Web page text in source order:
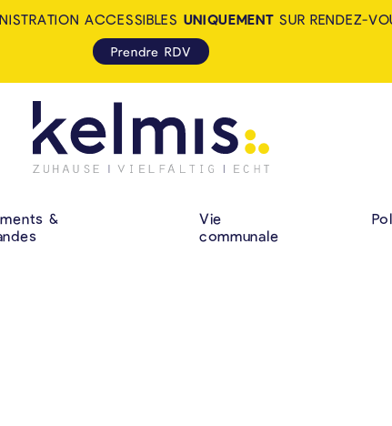
KELMIS - LA
NAVIGATION
&
Vie
communale
ACCESSIBLES UNIQUEMENT SUR RENDEZ-
Prendre RDV